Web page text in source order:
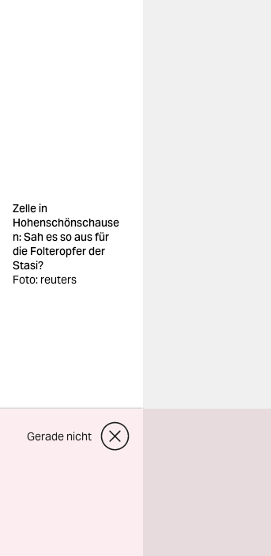
Zelle in
Hohenschönschause
n: Sah es so aus für
die Folteropfer der
Stasi?
Foto: reuters
Gerade nicht